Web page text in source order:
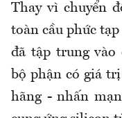
Thay vì chuyển
toàn cầu phức
đã tập trung
bộ phận có giá
hãng - nhấn